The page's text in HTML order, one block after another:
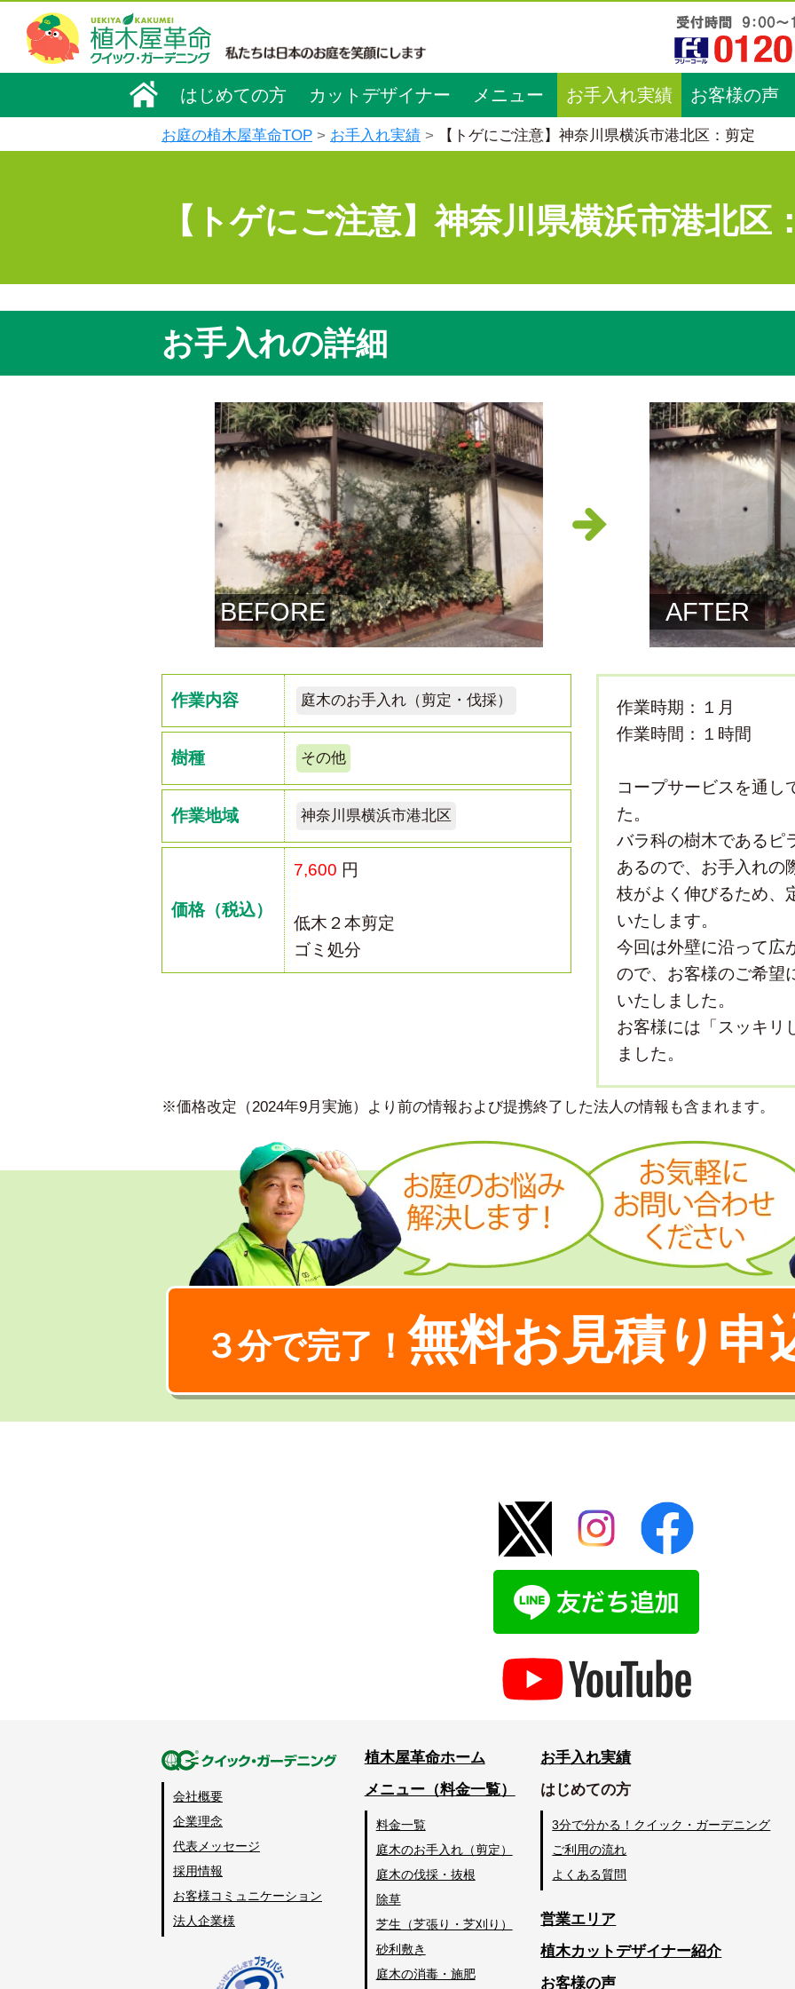
はじめての方 カットデザイナー メニュー お手入れ実績 お客様の声
お庭の植木屋革命TOP お手入れ実績 【トゲにご注意】神奈川県横浜市港北区：剪定
【トゲにご注意】神奈川県横浜市港北区
お手入れの詳細
BEFORE AFTER
作業内容 庭木のお手入れ（剪定・伐採）
樹種 その他
作業地域 神奈川県横浜市港北区
価格（税込）
7,600 円
低木２本剪定
ゴミ処分
作業時期：１月
作業時間：１時間
コープサービスを通し
た。
バラ科の樹木であるピ
あるので、お手入れの
枝がよく伸びるため、
いたします。
今回は外壁に沿って広
ので、お客様のご希望
いたしました。
お客様には「スッキリ
ました。
※価格改定（2024年9月実施）より前の情報および提携終了した法人の情報も含まれます。
３分で完了！ 無料お見積り申
会社概要
企業理念
代表メッセージ
採用情報
お客様コミュニケーション
法人企業様
植木屋革命ホーム
メニュー（料金一覧）
料金一覧
庭木のお手入れ（剪定）
庭木の伐採・抜根
除草
芝生（芝張り・芝刈り）
砂利敷き
庭木の消毒・施肥
お手入れ実績
はじめての方
3分で分かる！クイック・ガーデニング
ご利用の流れ
よくある質問
営業エリア
植木カットデザイナー紹介
お客様の声